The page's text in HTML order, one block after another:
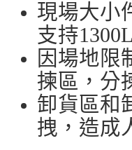
現場大小
支持
因場地限
揀區，分
卸貨區和
拽，造成